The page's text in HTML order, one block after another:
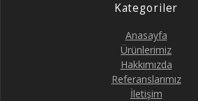
Kategoriler
Anasayfa
Ürünlerimiz
Hakkımızda
Referanslarımız
İletişim